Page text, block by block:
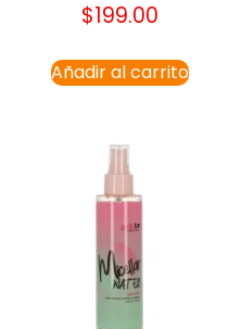
$199.00
Añadir al carrito